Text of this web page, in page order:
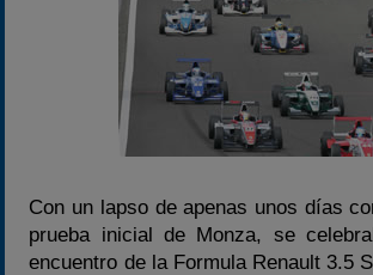
Con un lapso de apenas unos días
prueba inicial de Monza, se
encuentro de la Formula Renault 3.5